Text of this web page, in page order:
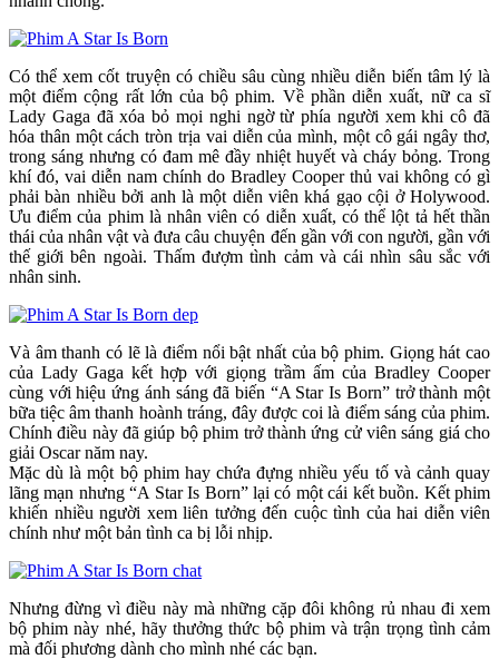
Có thể xem cốt truyện có chiều sâu cùng nhiều diễn biến tâm lý là
một điểm cộng rất lớn của bộ phim. Về phần diễn xuất, nữ ca sĩ
Lady Gaga đã xóa bỏ mọi nghi ngờ từ phía người xem khi cô đã
hóa thân một cách tròn trịa vai diễn của mình, một cô gái ngây thơ,
trong sáng nhưng có đam mê đầy nhiệt huyết và cháy bỏng. Trong
khí đó, vai diễn nam chính do Bradley Cooper thủ vai không có gì
phải bàn nhiều bởi anh là một diễn viên khá gạo cội ở Holywood.
Ưu điểm của phim là nhân viên có diễn xuất, có thể lột tả hết thần
thái của nhân vật và đưa câu chuyện đến gần với con người, gần với
thế giới bên ngoài. Thấm đượm tình cảm và cái nhìn sâu sắc với
nhân sinh.
Và âm thanh có lẽ là điểm nổi bật nhất của bộ phim. Giọng hát cao
của Lady Gaga kết hợp với giọng trầm ấm của Bradley Cooper
cùng với hiệu ứng ánh sáng đã biến “A Star Is Born” trở thành một
bữa tiệc âm thanh hoành tráng, đây được coi là điểm sáng của phim.
Chính điều này đã giúp bộ phim trở thành ứng cử viên sáng giá cho
giải Oscar năm nay.
Mặc dù là một bộ phim hay chứa đựng nhiều yếu tố và cảnh quay
lãng mạn nhưng “A Star Is Born” lại có một cái kết buồn. Kết phim
khiến nhiều người xem liên tưởng đến cuộc tình của hai diễn viên
chính như một bản tình ca bị lỗi nhịp.
Nhưng đừng vì điều này mà những cặp đôi không rủ nhau đi xem
bộ phim này nhé, hãy thưởng thức bộ phim và trận trọng tình cảm
mà đối phương dành cho mình nhé các bạn.